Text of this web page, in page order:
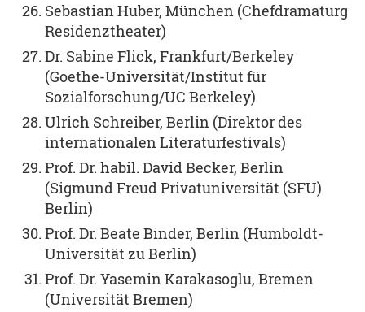
Sebastian Huber, München (Chefdramaturg
Residenztheater)
Dr. Sabine Flick, Frankfurt/Berkeley
(Goethe-Universität/Institut für
Sozialforschung/UC Berkeley)
Ulrich Schreiber, Berlin (Direktor des
internationalen Literaturfestivals)
Prof. Dr. habil. David Becker, Berlin
(Sigmund Freud Privatuniversität (SFU)
Berlin)
Prof. Dr. Beate Binder, Berlin (Humboldt-
Universität zu Berlin)
Prof. Dr. Yasemin Karakasoglu, Bremen
(Universität Bremen)